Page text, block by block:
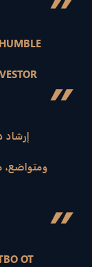
”
ومتواضع،
”
ОТ